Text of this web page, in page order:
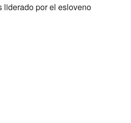
liderado por el esloveno